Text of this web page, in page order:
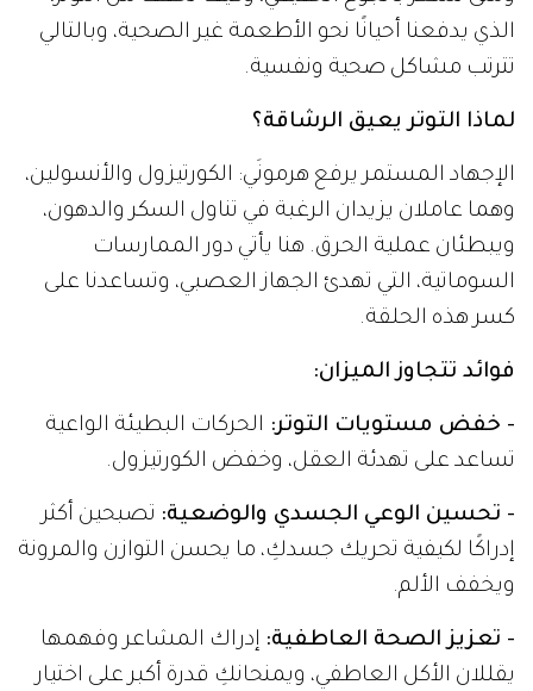
الذي يدفعنا أحيانًا نحو الأطعمة غير الصحية، وبالتالي
تترتب مشاكل صحية ونفسية.
لماذا التوتر يعيق الرشاقة؟
الإجهاد المستمر يرفع هرمونَي: الكورتيزول والأنسولين،
وهما عاملان يزيدان الرغبة في تناول السكر والدهون،
ويبطئان عملية الحرق. هنا يأتي دور الممارسات
السوماتية، التي تهدئ الجهاز العصبي، وتساعدنا على
كسر هذه الحلقة.
فوائد تتجاوز الميزان:
- خفض مستويات التوتر: الحركات البطيئة الواعية
تساعد على تهدئة العقل، وخفض الكورتيزول.
- تحسين الوعي الجسدي والوضعية: تصبحين أكثر
إدراكًا لكيفية تحريك جسدكِ، ما يحسن التوازن والمرونة
ويخفف الألم.
- تعزيز الصحة العاطفية: إدراك المشاعر وفهمها
يقللان الأكل العاطفي، ويمنحانكِ قدرة أكبر على اختيار